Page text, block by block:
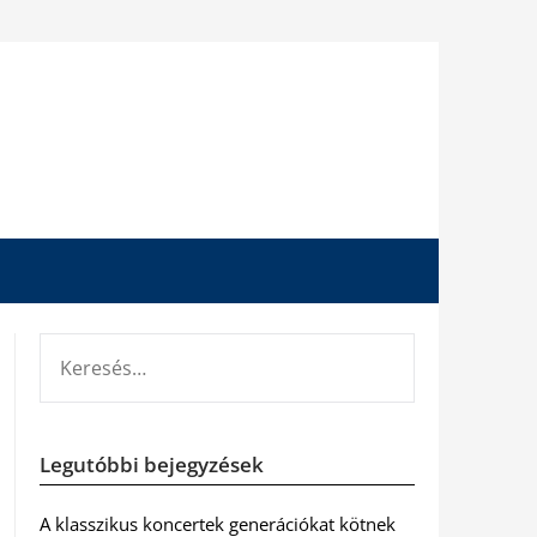
Legutóbbi bejegyzések
A klasszikus koncertek generációkat kötnek